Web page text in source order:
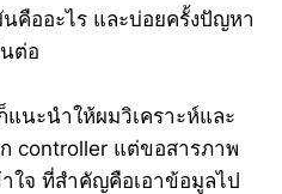
คืออะไร และบ่อยครั้งปัญหา
ต่อ
นะนำให้ผมวิเคราะห์และ
controller แต่ขอสารภาพ
ใจ ที่สำคัญคือเอาข้อมูลไป